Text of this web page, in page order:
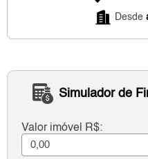
Desde
Simulador de
Valor imóvel R$: